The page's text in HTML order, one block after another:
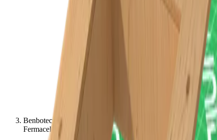
Benbotec opte pour la rapidité et la finition avec Unidek Aero
Fermacell